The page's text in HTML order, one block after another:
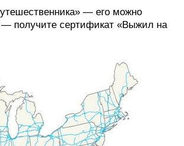
— его можно
получите сертификат «Выжил на